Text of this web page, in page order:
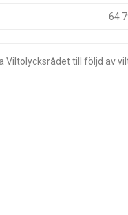
64
till följd av